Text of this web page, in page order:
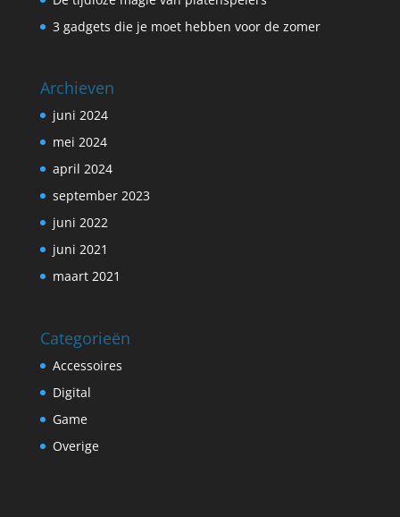
3 gadgets die je moet hebben voor de zomer
Archieven
juni 2024
mei 2024
april 2024
september 2023
juni 2022
juni 2021
maart 2021
Categorieën
Accessoires
Digital
Game
Overige